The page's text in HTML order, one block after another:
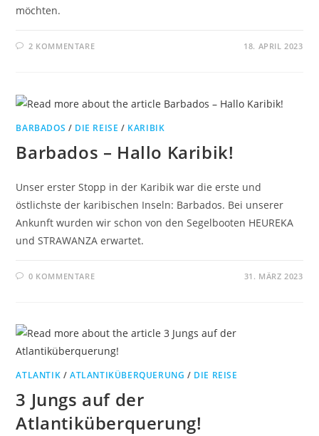
möchten.
2 KOMMENTARE 18. APRIL 2023
BARBADOS / DIE REISE / KARIBIK
Barbados – Hallo Karibik!
Unser erster Stopp in der Karibik war die erste und
östlichste der karibischen Inseln: Barbados. Bei unserer
Ankunft wurden wir schon von den Segelbooten HEUREKA
und STRAWANZA erwartet.
0 KOMMENTARE 31. MÄRZ 2023
ATLANTIK /ATLANTIKÜBERQUERUNG / DIE REISE
3 Jungs auf der
Atlantiküberquerung!